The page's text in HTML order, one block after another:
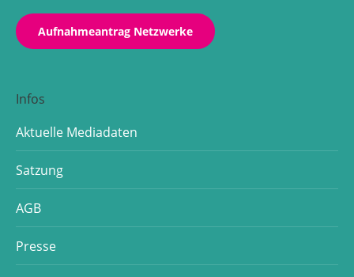
Aufnahmeantrag Netzwerke
Infos
Aktuelle Mediadaten
Satzung
AGB
Presse